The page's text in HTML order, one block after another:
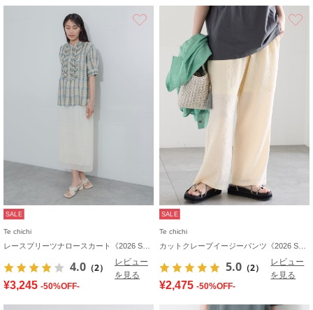
お気に入り
SALE
Te chichi
4.0 （2）
レビュー
を見る
¥3,245 -50%OFF-
SALE
Te chichi
5.0 （2）
レビュー
を見る
¥2,475 -50%OFF-